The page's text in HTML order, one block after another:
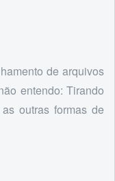
de arquivos
entendo: Tirando
outras formas de